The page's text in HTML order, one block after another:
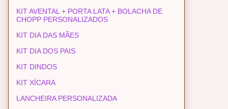
KIT AVENTAL + PORTA LATA + BOLACHA DE
CHOPP PERSONALIZADOS
KIT DIA DAS MÃES
KIT DIA DOS PAIS
KIT DINDOS
KIT XÍCARA
LANCHEIRA PERSONALIZADA